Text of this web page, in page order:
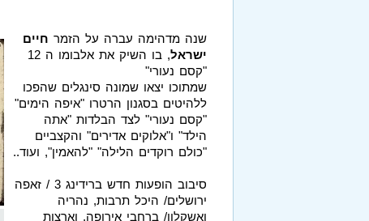
שנה מדהימה עברה על הזמר חיים
ישראל
, בו השיק את אלבומו ה 12
"קסם נעורי"
שמתוכו יצאו שמונה סינגלים שהפכו
ללהיטים בסגנון הרטרו "איפה הימים"
"קסם נעורי" לצד הבלדות "אתה
הילד" ו"אלוקים אדירים" והקצביים
"כולם רוקדים הלילה" "להאמין", ועוד..
סיבוב הופעות חדש ברידינג 3 / זאפה
ירושלים/ היכל תרבות, נהריה
ואשקלון/ ברחבי אירופה, וארצות